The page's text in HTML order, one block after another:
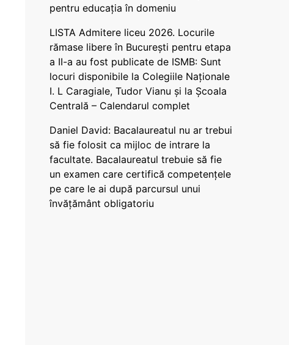
pentru educația în domeniu
LISTA Admitere liceu 2026. Locurile
rămase libere în București pentru etapa
a II-a au fost publicate de ISMB: Sunt
locuri disponibile la Colegiile Naționale
I. L Caragiale, Tudor Vianu și la Școala
Centrală – Calendarul complet
Daniel David: Bacalaureatul nu ar trebui
să fie folosit ca mijloc de intrare la
facultate. Bacalaureatul trebuie să fie
un examen care certifică competențele
pe care le ai după parcursul unui
învățământ obligatoriu